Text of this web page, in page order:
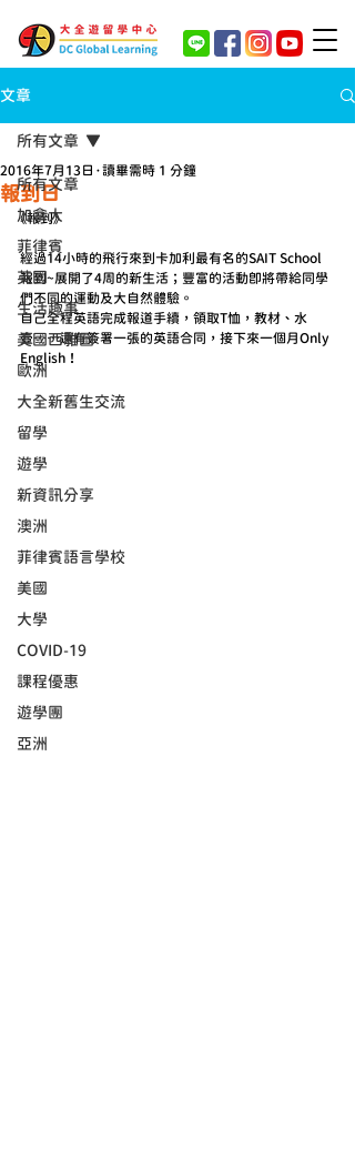
文章
所有文章
加拿大
菲律賓
英國
生活趣事
美國西雅圖
歐洲
大全新舊生交流
留學
遊學
新資訊分享
澳洲
菲律賓語言學校
美國
大學
COVID-19
課程優惠
遊學團
亞洲
所有文章
報到日
2016年7月13日 讀畢需時 1 分鐘
《報到》
經過14小時的飛行來到卡加利最有名的SAIT School
報到~展開了4周的新生活；豐富的活動即將帶給同學
們不同的運動及大自然體驗。
自己全程英語完成報道手續，領取T恤，教材、水
壺⋯⋯還有簽署一張的英語合同，接下來一個月Only
English！